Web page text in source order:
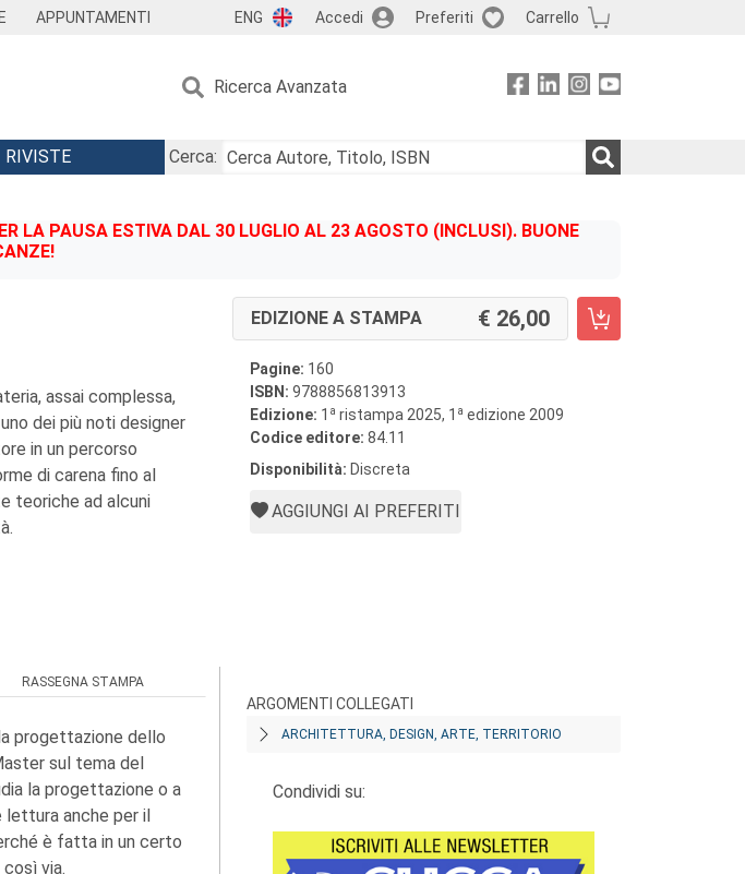
APPUNTAMENTI ENG Accedi Preferiti Carrello
Ricerca Avanzata
RIVISTE
Cerca:
LA PAUSA ESTIVA DAL 30 LUGLIO AL 23 AGOSTO (INCLUSI). BUONE
assai complessa,
dei più noti designer
in un percorso
di carena fino al
teoriche ad alcuni
EDIZIONE A STAMPA 26,00
Pagine: 160
ISBN: 9788856813913
Edizione: 1 a ristampa 2025, 1 a edizione 2009
Codice editore: 84.11
Disponibilità: Discreta
AGGIUNGI AI PREFERITI
RASSEGNA STAMPA
progettazione dello
sul tema del
la progettazione o a
lettura anche per il
è fatta in un certo
via.
ARGOMENTI COLLEGATI
ARCHITETTURA, DESIGN, ARTE, TERRITORIO
Condividi su: